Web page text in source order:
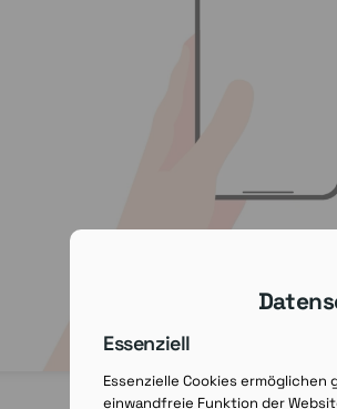
Essenziell
Essenzielle Cookies
einwandfreie Funktion der